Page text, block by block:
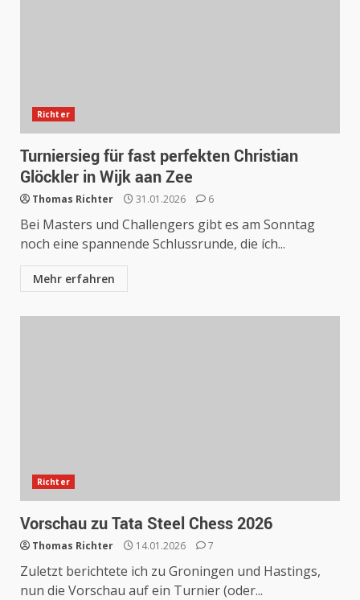
Richter
Turniersieg für fast perfekten Christian
Glöckler in Wijk aan Zee
Thomas Richter 31.01.2026 6
Bei Masters und Challengers gibt es am Sonntag
noch eine spannende Schlussrunde, die ích...
Mehr erfahren
Richter
Vorschau zu Tata Steel Chess 2026
Thomas Richter 14.01.2026 7
Zuletzt berichtete ich zu Groningen und Hastings,
nun die Vorschau auf ein Turnier (oder...